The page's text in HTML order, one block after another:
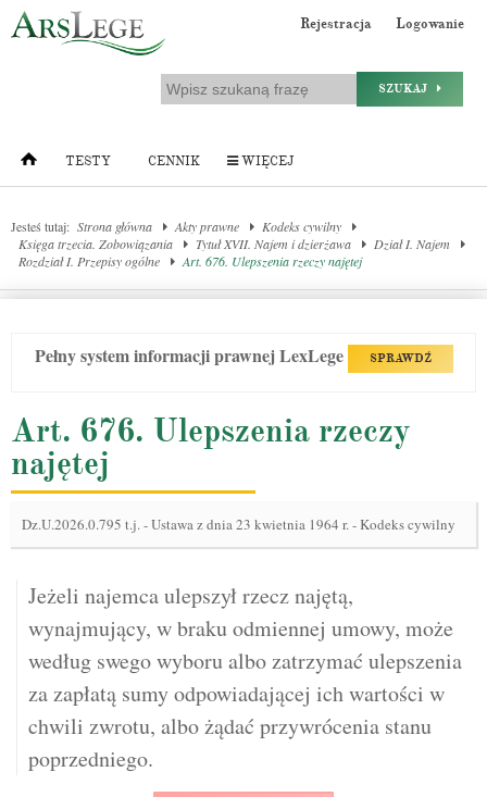
Rejestracja Logowanie
SZUKAJ
TESTY CENNIK WIĘCEJ
Jesteś tutaj: Strona główna Akty prawne
Kodeks cywilny
Księga trzecia. Zobowiązania
Tytuł XVII. Najem i dzierżawa
Dział I. Najem
Rozdział I. Przepisy ogólne
Art. 676. Ulepszenia rzeczy najętej
Pełny system informacji prawnej LexLege SPRAWDŹ
Art. 676. Ulepszenia rzeczy
najętej
Dz.U.2026.0.795 t.j.-Ustawa z dnia 23 kwietnia 1964 r. - Kodeks cywilny
Jeżeli najemca ulepszył rzecz najętą,
wynajmujący, w braku odmiennej umowy, może
według swego wyboru albo zatrzymać ulepszenia
za zapłatą sumy odpowiadającej ich wartości w
chwili zwrotu, albo żądać przywrócenia stanu
poprzedniego.